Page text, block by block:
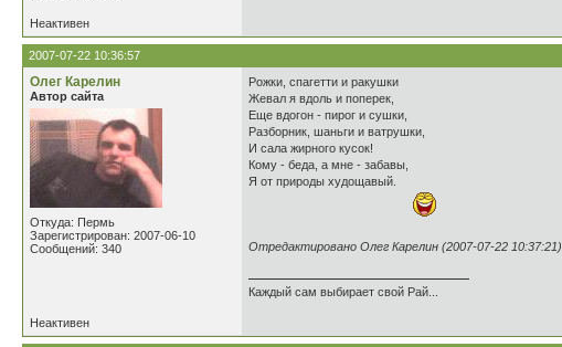
Неактивен
2007-07-22 10:36:57
Олег Карелин
Автор сайта
Откуда: Пермь
Зарегистрирован: 2007-06-10
Сообщений: 340
Рожки, спагетти и ракушки
Жевал я вдоль и поперек,
Еще вдогон - пирог и сушки,
Разборник, шаньги и ватрушки,
И сала жирного кусок!
Кому - беда, а мне - забавы,
Я от природы худощавый.
Отредактировано Олег Карелин (2007-07-22 10:37:21)
Каждый сам выбирает свой Рай...
Неактивен